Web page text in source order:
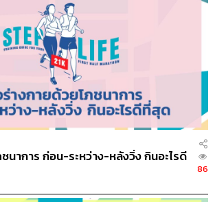
บุรีมินิมาราธอน เป็นงานเปิดสะพานข้าม
ที่ 2 วิ่งจากศาลากลางจังหวัดนนทบุรีไป
านอันใหม่ แล้วก็ยูเทิร์นกลับ ตอนนั้นน้ำ
กรัม แต่ก็เหนื่อยมากครับ กัดฟันสู้เลย ช่วง
มาก ตอนนั้นบอกตัวเองว่าขออย่าเป็นที่
ดีหรือคนอ้วนอย่างผมจะกลัวมากเรื่อง
เลยพยายามวิ่งจนจบ ใช้เวลาประมาณ 1
าไม่ค่อยดีเท่าไร แต่ถ้าเทียบกับน้ำหนัก
แล้ว เข้าเส้นชัยแล้วร้องไห้เลย กลับบ้าน
ฟนแล้วบอกว่า ในชีวิตนี้ได้เหรียญแรกใน
นาการ ก่อน-ระหว่าง-หลังวิ่ง กินอะไรดี
86